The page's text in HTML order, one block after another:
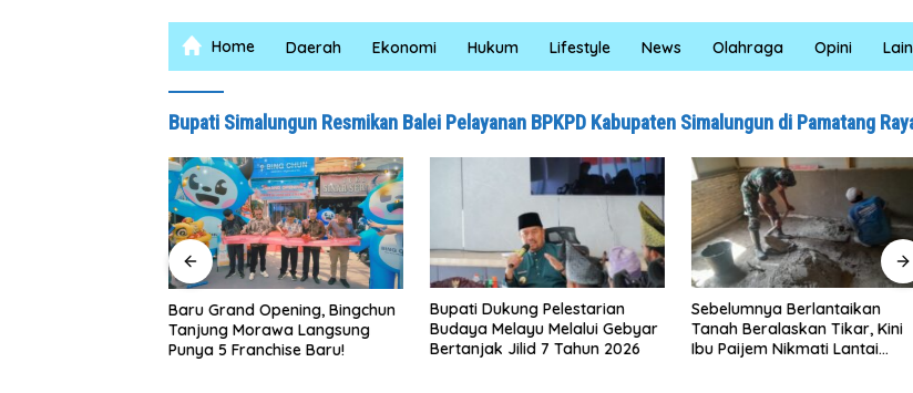
Home Daerah Ekonomi Hukum Lifestyle News Olahraga Opini
Bupati Simalungun Resmikan Balei Pelayanan BPKPD Kabupaten Simalungun di Pamatang
Opening, Bingchun
Bupati Dukung Pelestarian
Budaya Melayu Melalui Gebyar
Bertanjak Jilid 7 Tahun 2026
Sebelumnya Berlantaikan
Tanah Beralaskan Tikar, Kini
Ibu Paijem Nikmati Lantai
Jumat Berkah Polsek
Puluh, Kapolsek Salomo
Salurkan Sembako